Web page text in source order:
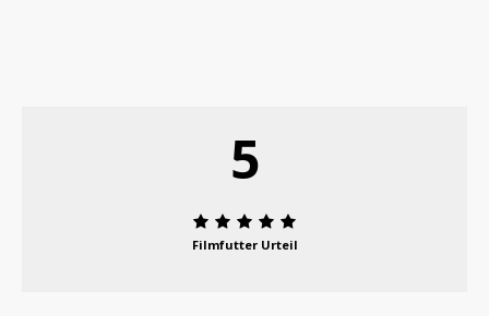
5
Filmfutter Urteil